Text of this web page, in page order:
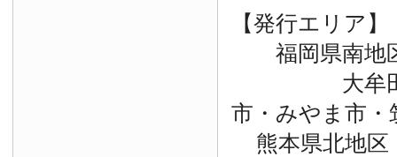
【発行エリア】
福岡県南地
大牟田市
市・みやま市・
熊本県北地区